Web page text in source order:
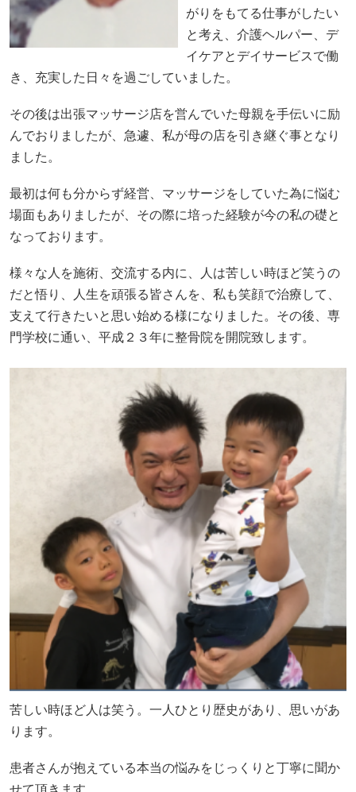
がりをもてる仕事がしたい
と考え、介護ヘルパー、デ
イケアとデイサービスで働
き、充実した日々を過ごしていました。
その後は出張マッサージ店を営んでいた母親を手伝いに励
んでおりましたが、急遽、私が母の店を引き継ぐ事となり
ました。
最初は何も分からず経営、マッサージをしていた為に悩む
場面もありましたが、その際に培った経験が今の私の礎と
なっております。
様々な人を施術、交流する内に、人は苦しい時ほど笑うの
だと悟り、人生を頑張る皆さんを、私も笑顔で治療して、
支えて行きたいと思い始める様になりました。その後、専
門学校に通い、平成２３年に整骨院を開院致します。
苦しい時ほど人は笑う。一人ひとり歴史があり、思いがあ
ります。
患者さんが抱えている本当の悩みをじっくりと丁寧に聞か
せて頂きます。